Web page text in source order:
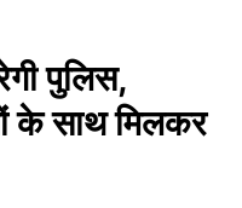
पुलिस,
के साथ मिलकर